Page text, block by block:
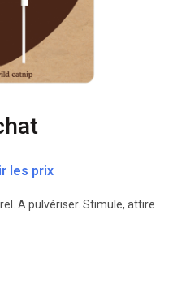
les prix
A pulvériser. Stimule, attire